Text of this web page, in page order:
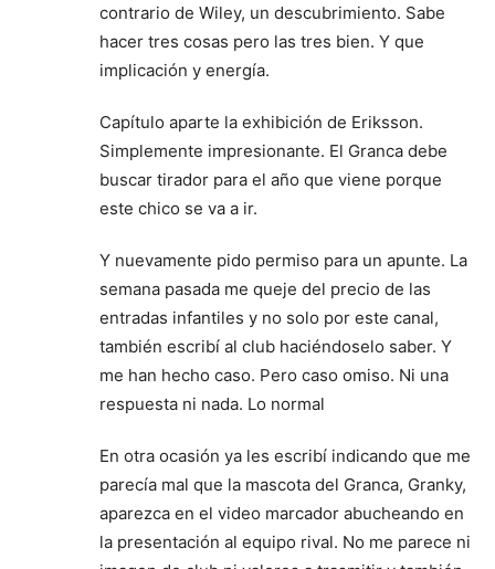
contrario de Wiley, un descubrimiento. Sabe
hacer tres cosas pero las tres bien. Y que
implicación y energía.
Capítulo aparte la exhibición de Eriksson.
Simplemente impresionante. El Granca debe
buscar tirador para el año que viene porque
este chico se va a ir.
Y nuevamente pido permiso para un apunte. La
semana pasada me queje del precio de las
entradas infantiles y no solo por este canal,
también escribí al club haciéndoselo saber. Y
me han hecho caso. Pero caso omiso. Ni una
respuesta ni nada. Lo normal
En otra ocasión ya les escribí indicando que me
parecía mal que la mascota del Granca, Granky,
aparezca en el video marcador abucheando en
la presentación al equipo rival. No me parece ni